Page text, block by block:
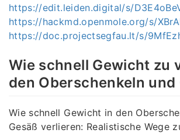
https://edit.leiden.digital/s/
https://hackmd.openmole.org/s/
https://doc.projectsegfau.lt/s/
Wie schnell Gewicht zu
den Oberschenkeln und
Wie schnell Gewicht in den
Gesäß verlieren: Realistische Wege